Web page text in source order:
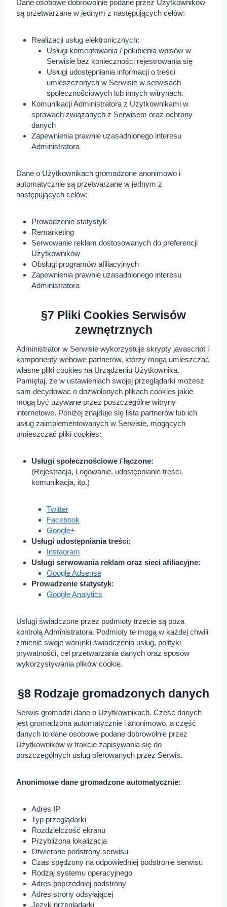
Dane osobowe dobrowolnie podane przez Użytkowników
są przetwarzane w jednym z następujących celów:
Realizacji usług elektronicznych:
Usługi komentowania / polubienia wpisów w
Serwisie bez konieczności rejestrowania się
Usługi udostępniania informacji o treści
umieszczonych w Serwisie w serwisach
społecznościowych lub innych witrynach.
Komunikacji Administratora z Użytkownikami w
sprawach związanych z Serwisem oraz ochrony
danych
Zapewnienia prawnie uzasadnionego interesu
Administratora
Dane o Użytkownikach gromadzone anonimowo i
automatycznie są przetwarzane w jednym z
następujących celów:
Prowadzenie statystyk
Remarketing
Serwowanie reklam dostosowanych do preferencji
Użytkowników
Obsługi programów afiliacyjnych
Zapewnienia prawnie uzasadnionego interesu
Administratora
§7 Pliki Cookies Serwisów
zewnętrznych
Administrator w Serwisie wykorzystuje skrypty javascript i
komponenty webowe partnerów, którzy mogą umieszczać
własne pliki cookies na Urządzeniu Użytkownika.
Pamiętaj, że w ustawieniach swojej przeglądarki możesz
sam decydować o dozwolonych plikach cookies jakie
mogą być używane przez poszczególne witryny
internetowe. Poniżej znajduje się lista partnerów lub ich
usług zaimplementowanych w Serwisie, mogących
umieszczać pliki cookies:
Usługi społecznościowe / łączone:
(Rejestracja, Logowanie, udostępnianie treści,
komunikacja, itp.)
Twitter
Facebook
Google+
Usługi udostępniania treści:
Instagram
Usługi serwowania reklam oraz sieci afiliacyjne:
Google Adsense
Prowadzenie statystyk:
Google Analytics
Usługi świadczone przez podmioty trzecie są poza
kontrolą Administratora. Podmioty te mogą w każdej chwili
zmienić swoje warunki świadczenia usług, polityki
prywatności, cel przetwarzania danych oraz sposów
wykorzystywania plików cookie.
§8 Rodzaje gromadzonych danych
Serwis gromadzi dane o Użytkownikach. Cześć danych
jest gromadzona automatycznie i anonimowo, a część
danych to dane osobowe podane dobrowolnie przez
Użytkowników w trakcie zapisywania się do
poszczególnych usług oferowanych przez Serwis.
Anonimowe dane gromadzone automatycznie:
Adres IP
Typ przeglądarki
Rozdzielczość ekranu
Przybliżona lokalizacja
Otwierane podstrony serwisu
Czas spędzony na odpowiedniej podstronie serwisu
Rodzaj systemu operacyjnego
Adres poprzedniej podstrony
Adres strony odsyłającej
Język przeglądarki